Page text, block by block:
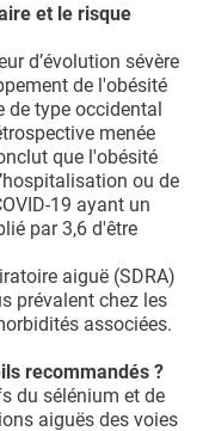
et le risque
d’évolution sévère
de l'obésité
de type occidental
menée
que l'obésité
ou de
19 ayant un
par 3,6 d'être
aiguë (SDRA)
prévalent chez les
associées.
recommandés ?
du sélénium et de
aiguës des voies